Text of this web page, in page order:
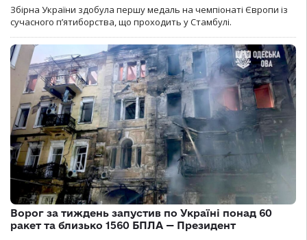
Збірна України здобула першу медаль на чемпіонаті Європи із
сучасного п’ятиборства, що проходить у Стамбулі.
Ворог за тиждень запустив по Україні понад 60
ракет та близько 1560 БПЛА — Президент